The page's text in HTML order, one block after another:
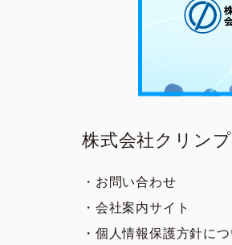
株式会社クリン
・お問い合わせ
・会社案内サイト
・個人情報保護方針に